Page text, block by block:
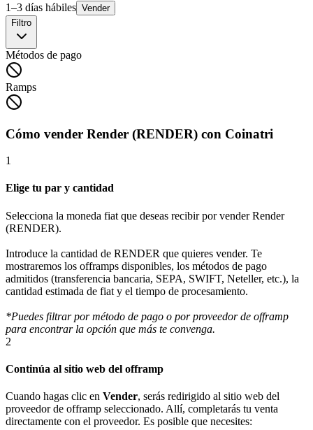
1–3 días hábiles Vender
Filtro
Métodos de pago
Ramps
Cómo vender Render (RENDER) con Coinatri
1
Elige tu par y cantidad
Selecciona la moneda fiat que deseas recibir por vender Render
(RENDER).
Introduce la cantidad de RENDER que quieres vender. Te
mostraremos los offramps disponibles, los métodos de pago
admitidos (transferencia bancaria, SEPA, SWIFT, Neteller, etc.), la
cantidad estimada de fiat y el tiempo de procesamiento.
*Puedes filtrar por método de pago o por proveedor de offramp
para encontrar la opción que más te convenga.
2
Continúa al sitio web del offramp
Cuando hagas clic en Vender, serás redirigido al sitio web del
proveedor de offramp seleccionado. Allí, completarás tu venta
directamente con el proveedor. Es posible que necesites: